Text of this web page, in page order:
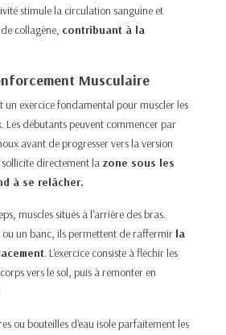
stimule la circulation sanguine et
collagène, contribuant à la
Musculaire
un exercice fondamental pour muscler les
Les débutants peuvent commencer par
avant de progresser vers la version
sollicite directement la zone sous les
à se relâcher.
muscles situés à l'arrière des bras.
ou un banc, ils permettent de raffermir la
. L'exercice consiste à fléchir les
vers le sol, puis à remonter en
ou bouteilles d'eau isole parfaitement les